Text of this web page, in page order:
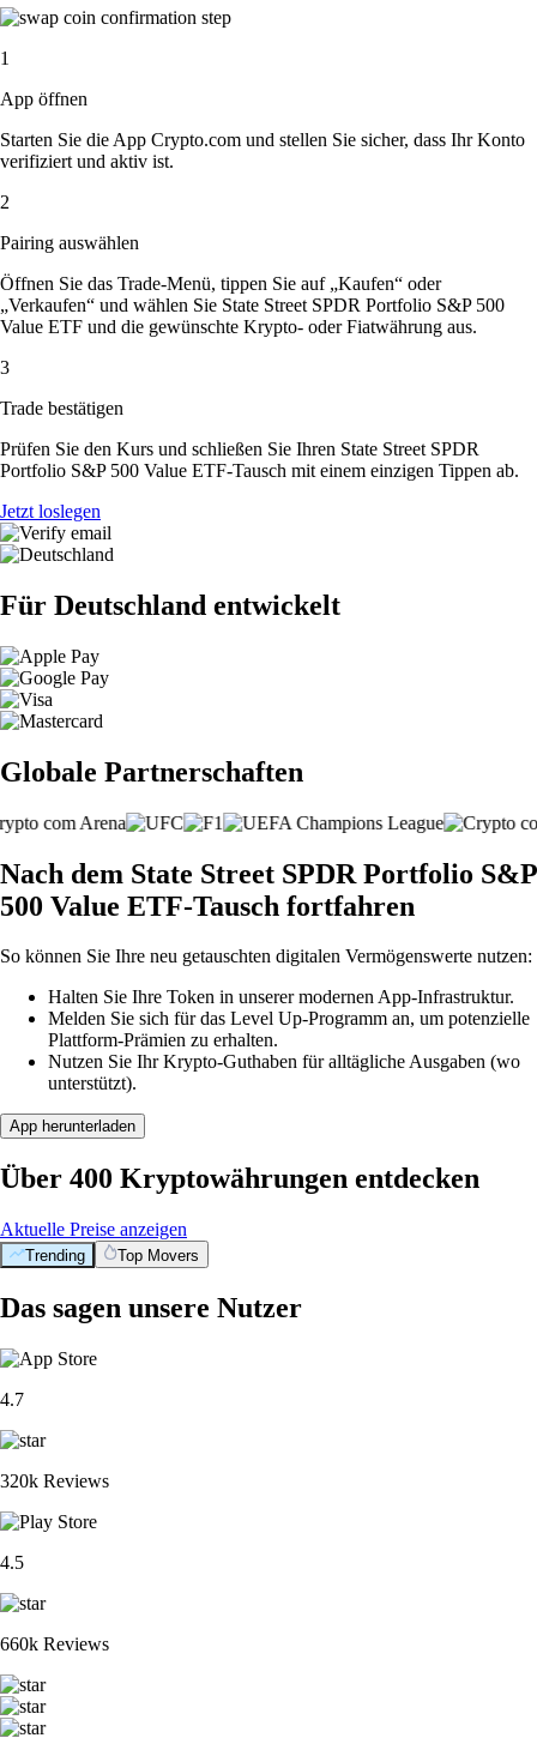
1
App öffnen
Starten Sie die App Crypto.com und stellen Sie sicher, dass Ihr Konto
verifiziert und aktiv ist.
2
Pairing auswählen
Öffnen Sie das Trade-Menü, tippen Sie auf „Kaufen“ oder
„Verkaufen“ und wählen Sie State Street SPDR Portfolio S&P 500
Value ETF und die gewünschte Krypto- oder Fiatwährung aus.
3
Trade bestätigen
Prüfen Sie den Kurs und schließen Sie Ihren State Street SPDR
Portfolio S&P 500 Value ETF-Tausch mit einem einzigen Tippen ab.
Jetzt loslegen
Für Deutschland entwickelt
Globale Partnerschaften
Nach dem State Street SPDR Portfolio S&P
500 Value ETF-Tausch fortfahren
So können Sie Ihre neu getauschten digitalen Vermögenswerte nutzen:
Halten Sie Ihre Token in unserer modernen App-Infrastruktur.
Melden Sie sich für das Level Up-Programm an, um potenzielle
Plattform-Prämien zu erhalten.
Nutzen Sie Ihr Krypto-Guthaben für alltägliche Ausgaben (wo
unterstützt).
App herunterladen
Über 400 Kryptowährungen entdecken
Aktuelle Preise anzeigen
Trending Top Movers
Das sagen unsere Nutzer
4.7
320k Reviews
4.5
660k Reviews